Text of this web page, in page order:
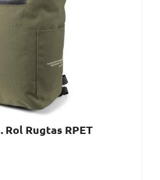
Rol Rugtas RPET